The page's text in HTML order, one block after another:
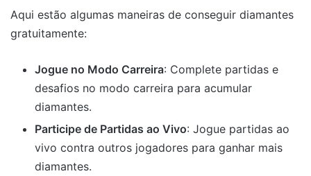
Aqui estão algumas maneiras de conseguir diamantes
gratuitamente:
Jogue no Modo Carreira: Complete partidas e
desafios no modo carreira para acumular
diamantes.
Participe de Partidas ao Vivo: Jogue partidas ao
vivo contra outros jogadores para ganhar mais
diamantes.